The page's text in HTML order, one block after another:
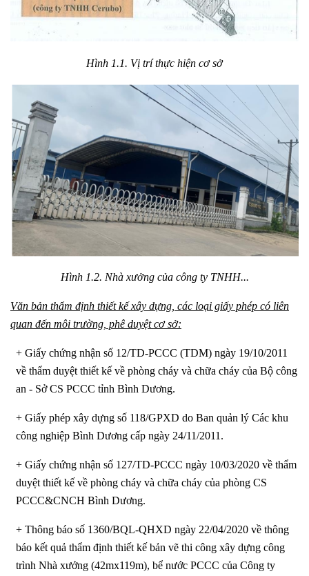
Hình 1.1. Vị trí thực hiện cơ sở
Hình 1.2. Nhà xưởng của công ty TNHH...
Văn bản thẩm định thiết kế xây dựng, các loại giấy phép có liên
quan đến môi trường, phê duyệt cơ sở:
+ Giấy chứng nhận số 12/TD-PCCC (TDM) ngày 19/10/2011
về thẩm duyệt thiết kế về phòng cháy và chữa cháy của Bộ công
an - Sở CS PCCC tỉnh Bình Dương.
+ Giấy phép xây dựng số 118/GPXD do Ban quản lý Các khu
công nghiệp Bình Dương cấp ngày 24/11/2011.
+ Giấy chứng nhận số 127/TD-PCCC ngày 10/03/2020 về thẩm
duyệt thiết kế về phòng cháy và chữa cháy của phòng CS
PCCC&CNCH Bình Dương.
+ Thông báo số 1360/BQL-QHXD ngày 22/04/2020 về thông
báo kết quả thẩm định thiết kế bản vẽ thi công xây dựng công
trình Nhà xưởng (42mx119m), bể nước PCCC của Công ty